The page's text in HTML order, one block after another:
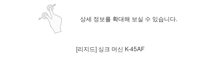
상세 정보를 확대해 보실 수 있습니다.
[리지드] 싱크 머신 K-45AF